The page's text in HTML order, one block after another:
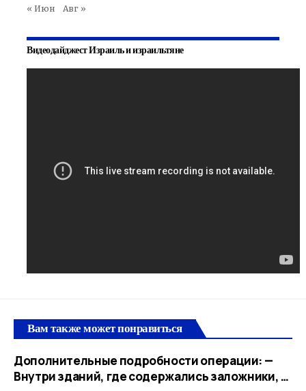
« Июн Авг »
Видеодайджест Израиль и израильтяне
Вам также может понравиться
Дополнительные подробности операции: —
Внутри зданий, где содержались заложники, …